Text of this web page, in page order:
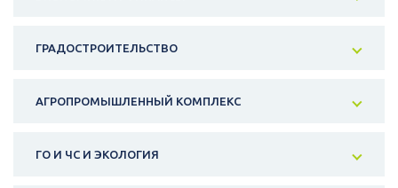
ГРАДОСТРОИТЕЛЬСТВО
АГРОПРОМЫШЛЕННЫЙ КОМПЛЕКС
ГО И ЧС И ЭКОЛОГИЯ